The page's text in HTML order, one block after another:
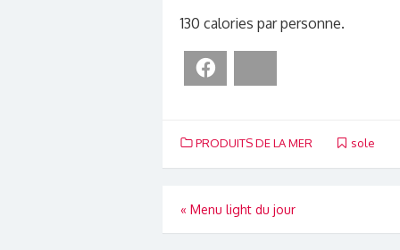
130 calories par personne.
PRODUITS DE LA MER sole
Navigation
de
« Menu light du jour